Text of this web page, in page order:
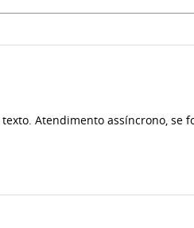
Atendimento assíncrono, se